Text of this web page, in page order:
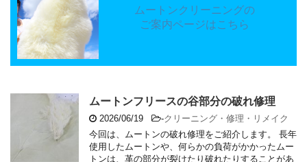
ムートンクリーニングの
ご案内ページはこちら
ムートンフリースの谷部分の破れ修理
2026/06/19 -クリーニング・修理・リメイク
今回は、ムートンの破れ修理をご紹介します。 長年
使用したムートンや、何らかの負荷がかかったムー
トンは、革の部分が裂けたり破れたりすることがあ